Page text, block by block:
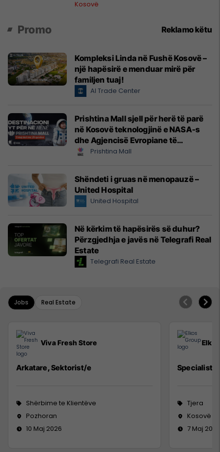
Kosovë
Promo Reklamo këtu
Kompleksi Linda në Fushë Kosovë –
një hapësirë e menduar mirë për
familjen tuaj!
Al Trade Center
Prishtina Mall sjell për herë të parë
në Kosovë teknologjinë e NASA-s
dhe Agjencisë Evropiane të
Hapësirës (ESA)
Prishtina Mall
Shëndeti i gruas në menopauzë –
United Hospital
United Hospital
Në kërkim të hapësirës së duhur?
Përzgjedhja e javës në Telegrafi Real
Estate
Telegrafi Real Estate
Jobs Real Estate
Viva Fresh Store
Arkatare, Sektorist/e
Shërbime te Klientëve
Pozhoran
10 Maj 2026
Specialist
Tjera
Kosovë
7 Maj 2026